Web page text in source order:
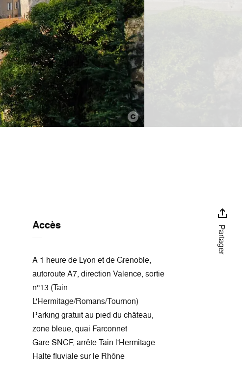
Partager
Accès
A 1 heure de Lyon et de Grenoble,
autoroute A7, direction Valence, sortie
n°13 (Tain
L'Hermitage/Romans/Tournon)
Parking gratuit au pied du château,
zone bleue, quai Farconnet
Gare SNCF, arrête Tain l'Hermitage
Halte fluviale sur le Rhône